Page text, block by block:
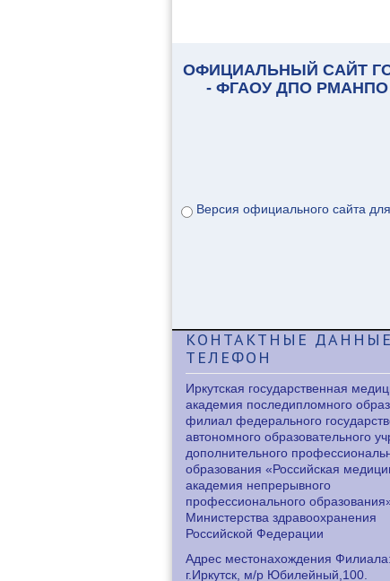
ОФИЦИАЛЬНЫЙ САЙТ
- ФГАОУ ДПО
Версия официального сайта
КОНТАКТНЫЕ
ТЕЛЕФОН
Иркутская государственная
академия последипломного
филиал федерального
автономного образовательного
дополнительного
образования «Российская
академия непрерывного
профессионального
Министерства здравоохранения
Российской Федерации
Адрес местонахождения
г.Иркутск, м/р Юбилейный,100.